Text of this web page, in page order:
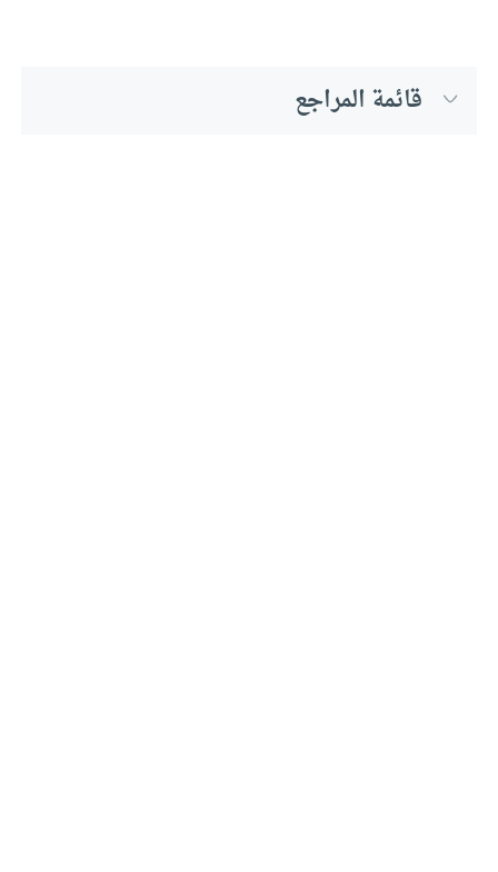
قائمة المراجع